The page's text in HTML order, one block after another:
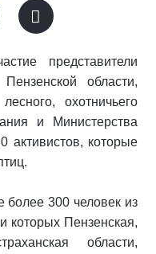
представители
области,
охотничьего
и Министерства
активистов, которые
более 300 человек из
которых Пензенская,
области,